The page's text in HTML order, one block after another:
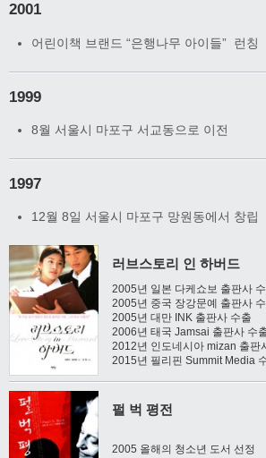
2001
어린이책 브랜드 “은행나무 아이들” 런칭
1999
8월 서울시 마포구 서교동으로 이전
1997
12월 8일 서울시 마포구 망원동에서 창립
러브스토리 인 하버드
2005년 일본 다케쇼보 출판사
2005년 중국 장강문예 출판사
2005년 대만 INK 출판사 수출
2006년 태국 Jamsai 출판사 수
2012년 인도네시아 mizan 출판
2015년 필리핀 Summit Media
펄 벅 평전
2005 올해의 청소년 도서 선정